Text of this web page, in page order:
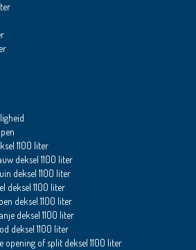
1100 liter
deksel 1100 liter
deksel 1100 liter
deksel 1100 liter
deksel 1100 liter
deksel 1100 liter
deksel 1100 liter
of split deksel 1100 liter